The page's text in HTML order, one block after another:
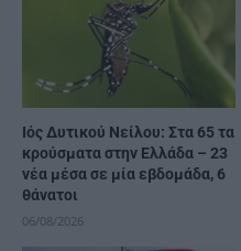
Ιός Δυτικού Νείλου: Στα 65 τα
κρούσματα στην Ελλάδα – 23
νέα μέσα σε μία εβδομάδα, 6
θάνατοι
06/08/2026